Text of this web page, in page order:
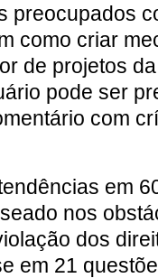
preocupados
como criar
de projetos
pode ser
com
em
nos
dos
em 21